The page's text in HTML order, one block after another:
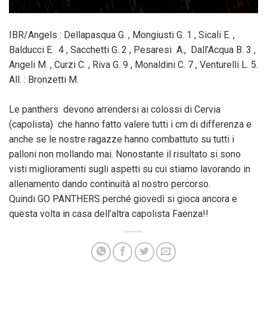
IBR/Angels : Dellapasqua G. , Mongiusti G. 1 , Sicali E. ,
Balducci E. 4 , Sacchetti G. 2 , Pesaresi A., Dall’Acqua B. 3 ,
Angeli M. , Curzi C. , Riva G. 9 , Monaldini C. 7 , Venturelli L. 5.
All. : Bronzetti M.
Le panthers devono arrendersi ai colossi di Cervia
(capolista) che hanno fatto valere tutti i cm di differenza e
anche se le nostre ragazze hanno combattuto su tutti i
palloni non mollando mai. Nonostante il risultato si sono
visti miglioramenti sugli aspetti su cui stiamo lavorando in
allenamento dando continuità al nostro percorso.
Quindi GO PANTHERS perché giovedì si gioca ancora e
questa volta in casa dell’altra capolista Faenza!!